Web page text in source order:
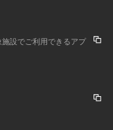
設でご利用できるアプ